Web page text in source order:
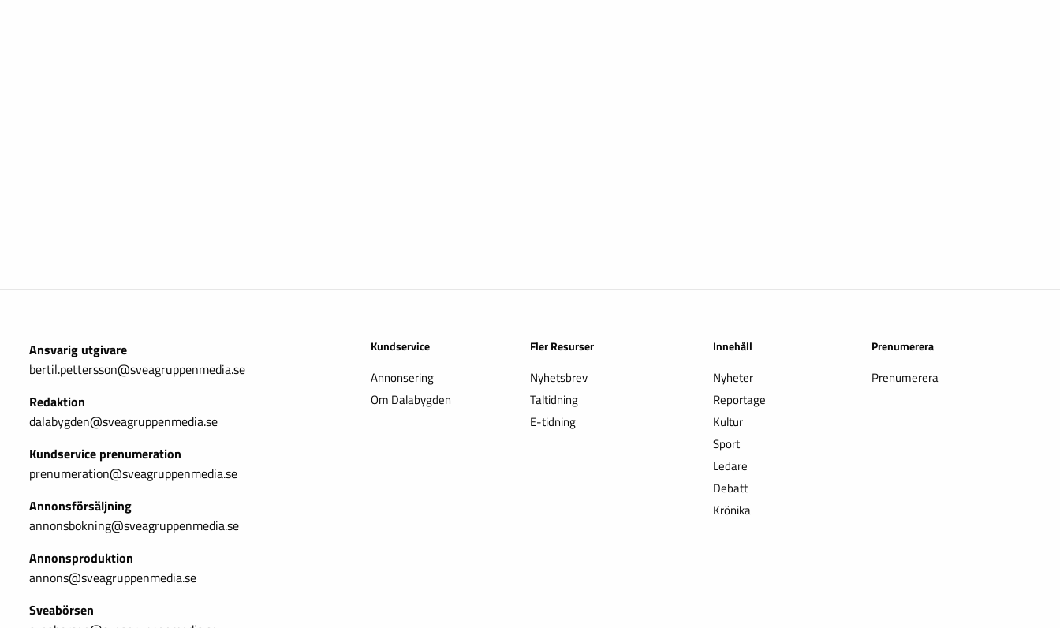
Ansvarig utgivare
bertil.pettersson@sveagruppenmedia.se
Redaktion
dalabygden@sveagruppenmedia.se
Kundservice prenumeration
prenumeration@sveagruppenmedia.se
Annonsförsäljning
annonsbokning@sveagruppenmedia.se
Annonsproduktion
annons@sveagruppenmedia.se
Sveabörsen
Kundservice
Annonsering
Om Dalabygden
Fler Resurser
Nyhetsbrev
Taltidning
E-tidning
Innehåll
Nyheter
Reportage
Kultur
Sport
Ledare
Debatt
Krönika
Prenumerera
Prenumerera